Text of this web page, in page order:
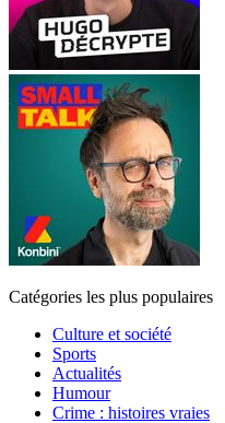
Catégories les plus populaires
Culture et société
Sports
Actualités
Humour
Crime : histoires vraies